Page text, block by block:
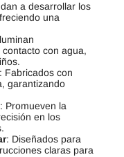
a desarrollar los
una
con agua,
: Fabricados con
garantizando
: Promueven la
en los
: Diseñados para
claras para